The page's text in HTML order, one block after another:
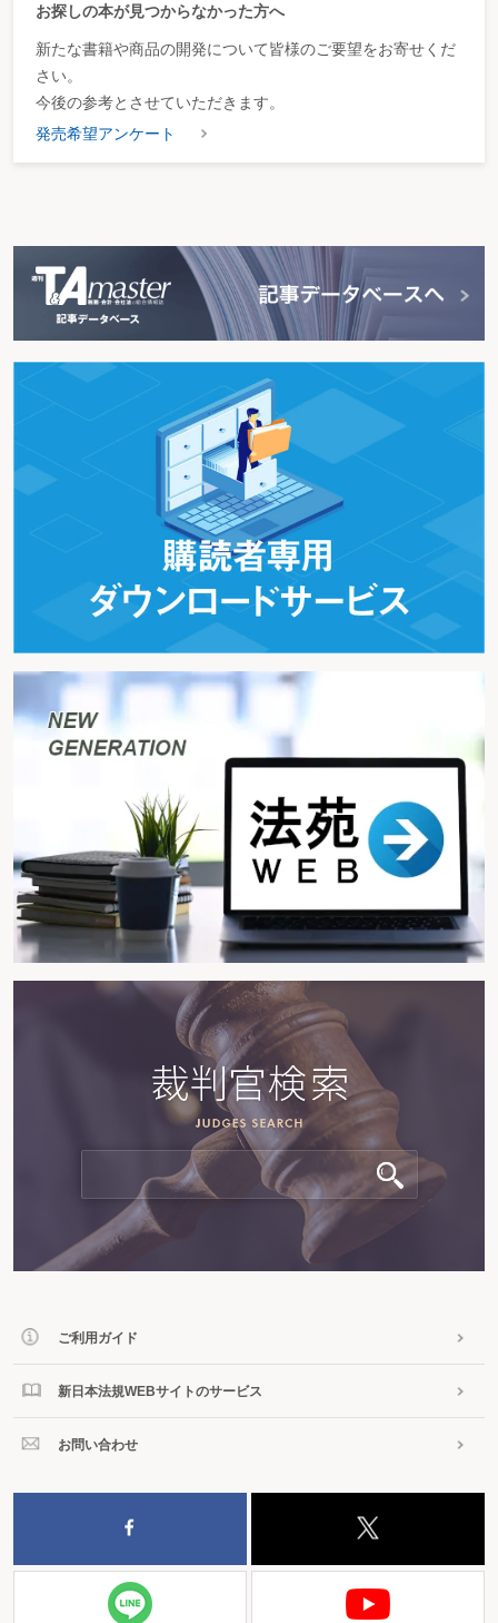
お探しの本が見つからなかった方へ
新たな書籍や商品の開発について皆様のご要望をお寄せくだ
さい。
今後の参考とさせていただきます。
発売希望アンケート
ご利用ガイド
新日本法規WEBサイトのサービス
お問い合わせ